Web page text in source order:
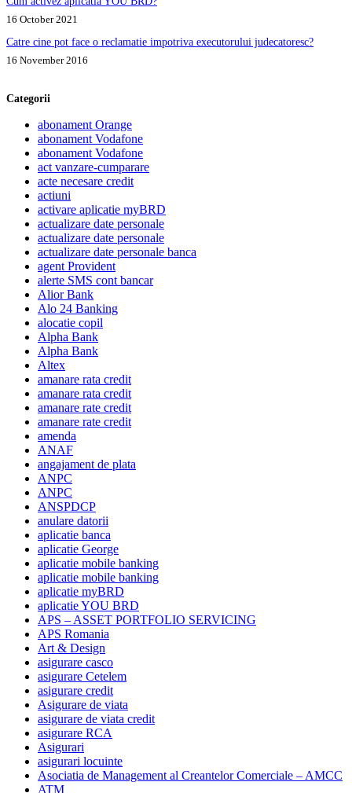
16 October 2021
Catre cine pot face o reclamatie impotriva executorului judecatoresc?
16 November 2016
Categorii
abonament Orange
abonament Vodafone
abonament Vodafone
act vanzare-cumparare
acte necesare credit
actiuni
activare aplicatie myBRD
actualizare date personale
actualizare date personale
actualizare date personale banca
agent Provident
alerte SMS cont bancar
Alior Bank
Alo 24 Banking
alocatie copil
Alpha Bank
Alpha Bank
Altex
amanare rata credit
amanare rata credit
amanare rate credit
amanare rate credit
amenda
ANAF
angajament de plata
ANPC
ANPC
ANSPDCP
anulare datorii
aplicatie banca
aplicatie George
aplicatie mobile banking
aplicatie mobile banking
aplicatie myBRD
aplicatie YOU BRD
APS – ASSET PORTFOLIO SERVICING
APS Romania
Art & Design
asigurare casco
asigurare Cetelem
asigurare credit
Asigurare de viata
asigurare de viata credit
asigurare RCA
Asigurari
asigurari locuinte
Asociatia de Management al Creantelor Comerciale – AMCC
ATM